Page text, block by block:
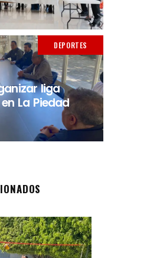
DEPORTES
liga
La Piedad